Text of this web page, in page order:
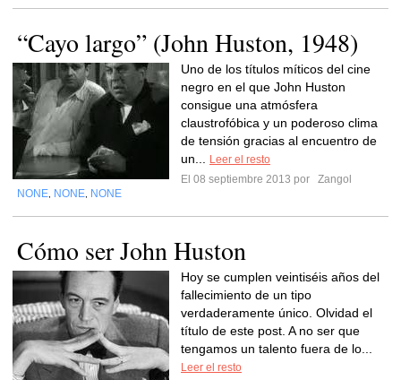
“Cayo largo” (John Huston, 1948)
Uno de los títulos míticos del cine
negro en el que John Huston
consigue una atmósfera
claustrofóbica y un poderoso clima
de tensión gracias al encuentro de
un...
Leer el resto
El 08 septiembre 2013 por
Zangol
NONE NONE NONE
Cómo ser John Huston
Hoy se cumplen veintiséis años del
fallecimiento de un tipo
verdaderamente único. Olvidad el
título de este post. A no ser que
tengamos un talento fuera de lo...
Leer el resto